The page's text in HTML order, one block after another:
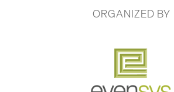
ORGANIZED BY